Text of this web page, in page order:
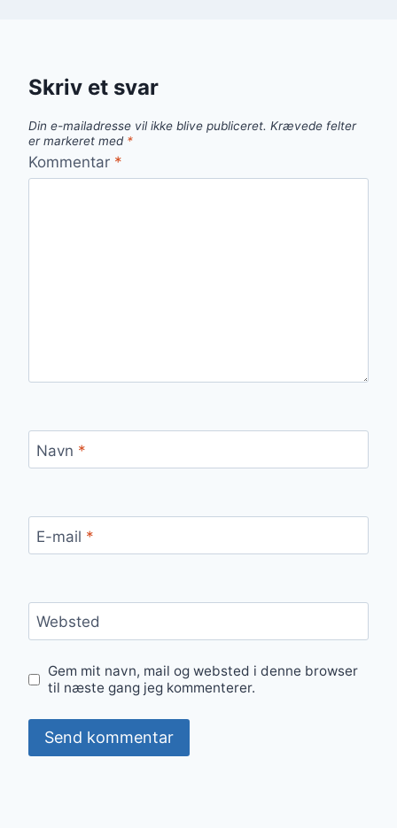
Skriv et svar
Din e-mailadresse vil ikke blive publiceret. Krævede felter
er markeret med *
Kommentar *
Navn *
E-mail *
Websted
Gem mit navn, mail og websted i denne browser
til næste gang jeg kommenterer.